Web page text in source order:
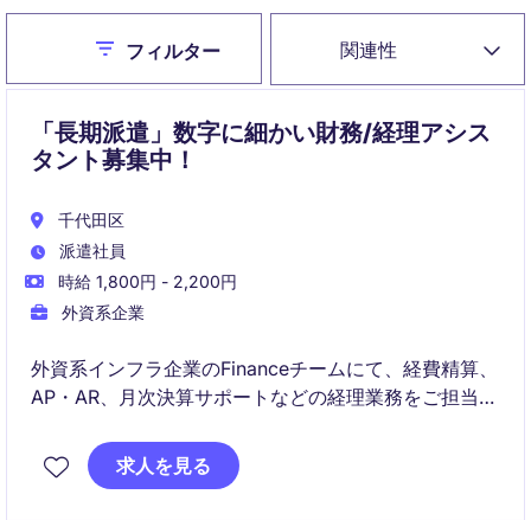
関連性
Closeフィルター
「長期派遣」数字に細かい財務/経理アシス
タント募集中！
千代田区
派遣社員
時給 1,800円 - 2,200円
外資系企業
外資系インフラ企業のFinanceチームにて、経費精算、
AP・AR、月次決算サポートなどの経理業務をご担当い
で専門性を高めたい方に適したポジションです。
求人を見る